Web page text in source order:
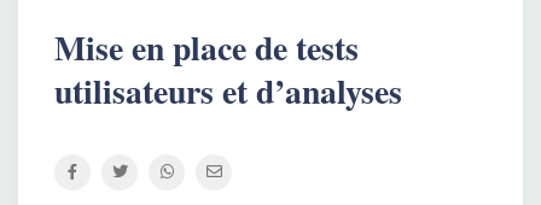
Mise en place de tests
utilisateurs et d’analyses